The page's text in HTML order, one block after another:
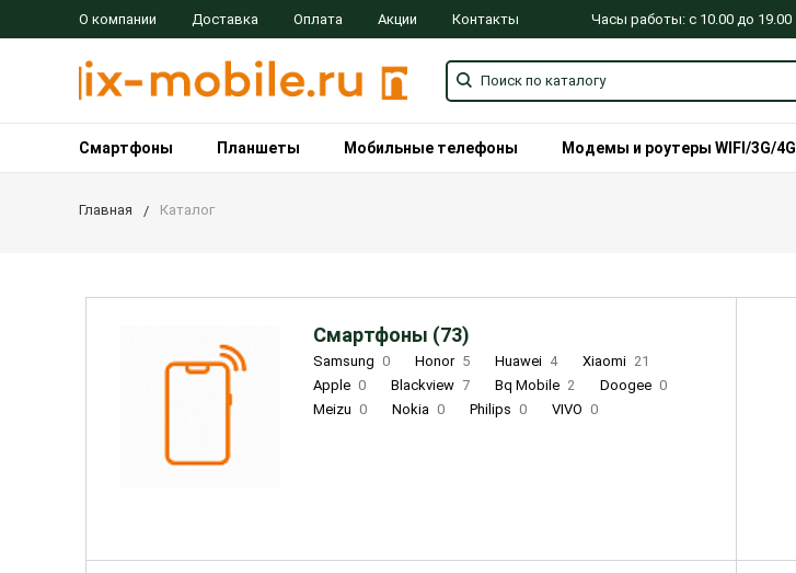
О компании Доставка Оплата Акции Контакты Часы работы: с 10.00 до 19.00
Смартфоны Планшеты Мобильные телефоны Модемы и роутеры WIFI/3G/4G
Главная Каталог
Смартфоны (73)
Samsung 0 Honor 5 Huawei 4 Xiaomi 21
Apple 0 Blackview 7 Bq Mobile 2 Doogee 0
Meizu 0 Nokia 0 Philips 0 VIVO 0